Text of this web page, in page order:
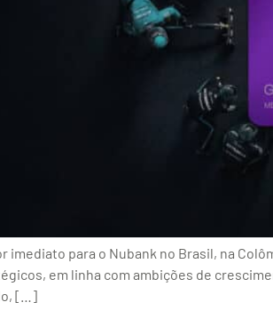
imediato para o Nubank no Brasil, na
em linha com ambições de
[…]